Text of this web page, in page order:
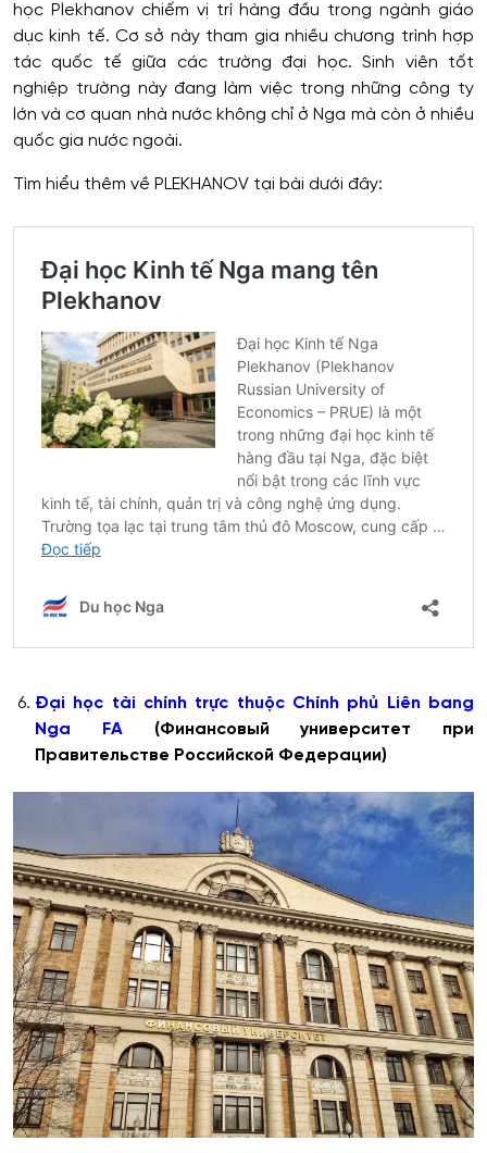
học Plekhanov chiếm vị trí hàng đầu trong ngành giáo
dục kinh tế. Cơ sở này tham gia nhiều chương trình hợp
tác quốc tế giữa các trường đại học. Sinh viên tốt
nghiệp trường này đang làm việc trong những công ty
lớn và cơ quan nhà nước không chỉ ở Nga mà còn ở nhiều
quốc gia nước ngoài.
Tìm hiểu thêm về PLEKHANOV tại bài dưới đây:
Đại học tài chính trực thuộc Chính phủ Liên
bang
Nga FA(Финансовый университет при
Правительстве Российской Федерации)